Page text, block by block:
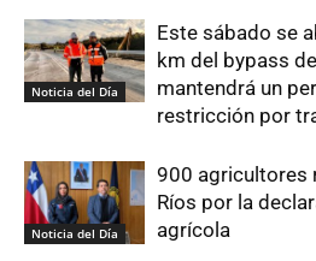
Noticia del Día
Este sábado se
km del bypass
mantendrá un
restricción por
Noticia del Día
900 agricultores
Ríos por la
agrícola